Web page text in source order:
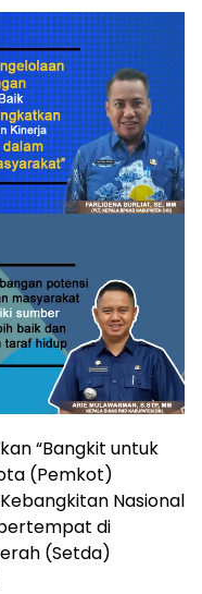
“Bangkit untuk
(Pemkot)
Nasional
di
(Setda)